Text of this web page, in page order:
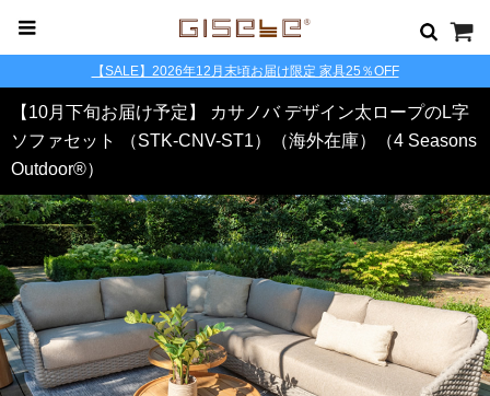
【SALE】2026年12月末頃お届け限定 家具25％OFF
【10月下旬お届け予定】 カサノバ デザイン太ロープのL字
ソファセット （STK-CNV-ST1）（海外在庫）（4 Seasons
Outdoor®）